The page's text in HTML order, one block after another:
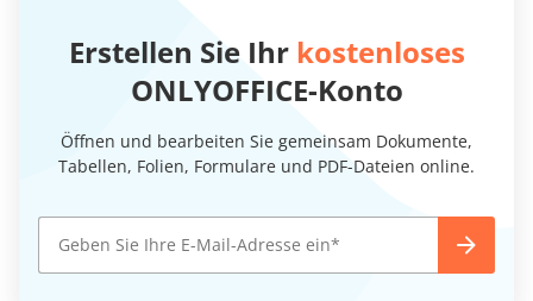
Erstellen Sie Ihr kostenloses
ONLYOFFICE-Konto
Öffnen und bearbeiten Sie gemeinsam Dokumente,
Tabellen, Folien, Formulare und PDF-Dateien online.